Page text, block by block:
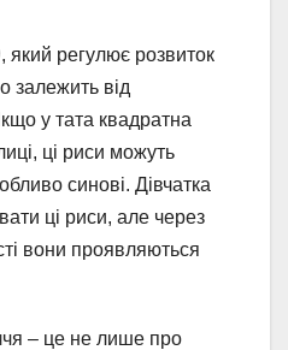
, який регулює розвиток
залежить від
у тата квадратна
ці риси можуть
синові. Дівчатка
ці риси, але через
вони проявляються
– це не лише про